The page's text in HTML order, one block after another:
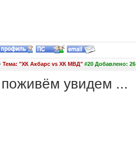
Тема: "ХК Акбарс vs ХК МВД"#20 Добавлено: 26
поживём увидем ...